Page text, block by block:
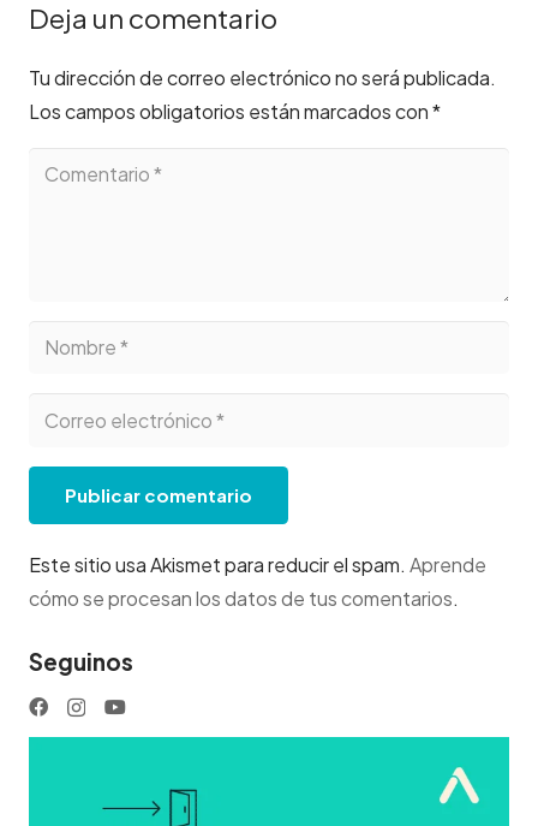
Deja un comentario
Tu dirección de correo electrónico no será publicada.
Los campos obligatorios están marcados con*
Publicar comentario
Este sitio usa Akismet para reducir el spam. Aprende
cómo se procesan los datos de tus comentarios.
Seguinos